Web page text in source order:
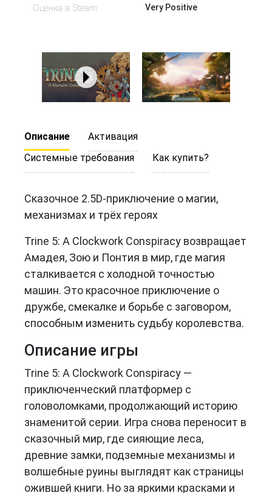
Оценка в Steam Very Positive
Описание
Активация
Системные требования
Как купить?
Сказочное 2.5D-приключение о магии,
механизмах и трёх героях
Trine 5: A Clockwork Conspiracy возвращает
Амадея, Зою и Понтия в мир, где магия
сталкивается с холодной точностью
машин. Это красочное приключение о
дружбе, смекалке и борьбе с заговором,
способным изменить судьбу королевства.
Описание игры
Trine 5: A Clockwork Conspiracy —
приключенческий платформер с
головоломками, продолжающий историю
знаменитой серии. Игра снова переносит в
сказочный мир, где сияющие леса,
древние замки, подземные механизмы и
волшебные руины выглядят как страницы
ожившей книги. Но за яркими красками и